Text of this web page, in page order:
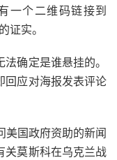
一个二维码链接到
证实。
确定是谁悬挂的。
回应对海报发表评论
国政府资助的新闻
关莫斯科在乌克兰战